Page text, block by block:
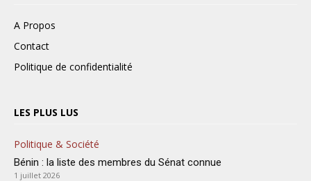
A Propos
Contact
Politique de confidentialité
LES PLUS LUS
Politique & Société
Bénin : la liste des membres du Sénat connue
1 juillet 2026